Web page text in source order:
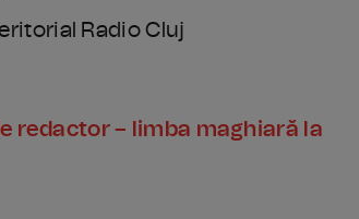
Radio Cluj
redactor – limba maghiară la